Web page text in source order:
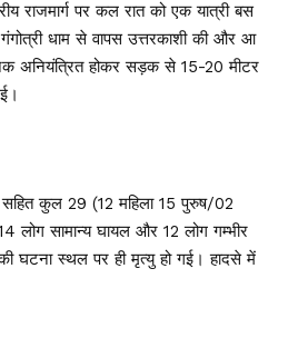
राजमार्ग पर कल रात को एक यात्री बस
धाम से वापस उत्तरकाशी की और आ
अनियंत्रित होकर सड़क से 15-20 मीटर
कुल 29 (12 महिला 15 पुरुष/02
लोग सामान्य घायल और 12 लोग गम्भीर
घटना स्थल पर ही मृत्यु हो गई। हादसे में